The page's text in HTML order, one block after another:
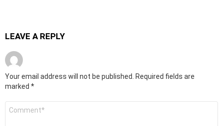
LEAVE A REPLY
Your email address will not be published.
Required fields are
marked *